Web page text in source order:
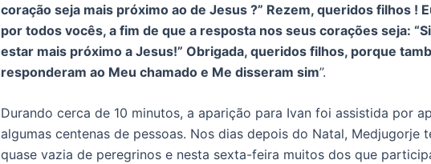
coração seja mais próximo ao de Jesus ?” Rezem, queridos filhos !
por todos vocês, a fim de que a resposta nos seus corações seja:
estar mais próximo a Jesus!” Obrigada, queridos filhos, porque
responderam ao Meu chamado e Me disseram sim”.
Durando cerca de 10 minutos, a aparição para Ivan foi assistida por
algumas centenas de pessoas. Nos dias depois do Natal, Medjugorje
quase vazia de peregrinos e nesta sexta-feira muitos dos que